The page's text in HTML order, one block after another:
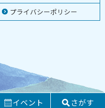
プライバシーポリシー
イベント さがす